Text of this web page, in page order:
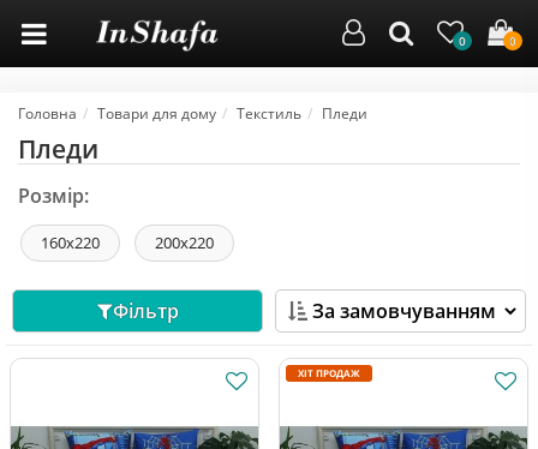
0 0
Головна Товари для дому Текстиль Пледи
Пледи
Розмір:
160х220 200х220
Фільтр
ХІТ ПРОДАЖ